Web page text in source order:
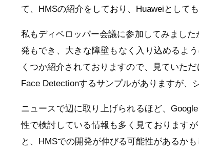
て、HMSの紹介をしており、Huaweiとして
私もディベロッパー会議に参加してみまし
発もでき、大きな障壁もなく入り込めるよ
くつか紹介されておりますので、見ていた
Face Detectionするサンプルがありますが、
ニュースで辺に取り上げられるほど、
性で検討している情報も多く見ております
と、HMSでの開発が伸びる可能性があるかも